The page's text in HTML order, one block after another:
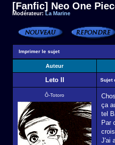
[Fanfic] Neo One
Modérateur:La Marine
Imprimer le sujet
Auteur
Leto II Sujet
Ô-Totoro
ça
tel
Par
J'ai